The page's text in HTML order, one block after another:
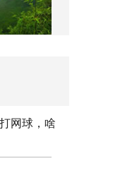
网球，啥